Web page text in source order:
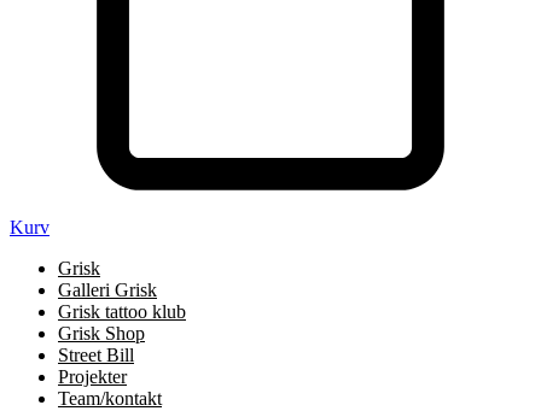
Kurv
Grisk
Galleri Grisk
Grisk tattoo klub
Grisk Shop
Street Bill
Projekter
Team/kontakt